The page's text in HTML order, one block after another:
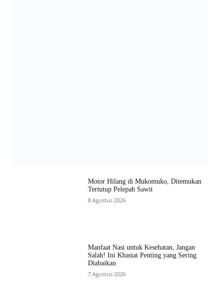
Motor Hilang di Mukomuko, Ditemukan
Tertutup Pelepah Sawit
8 Agustus 2026
Manfaat Nasi untuk Kesehatan, Jangan
Salah! Ini Khasiat Penting yang Sering
Diabaikan
7 Agustus 2026